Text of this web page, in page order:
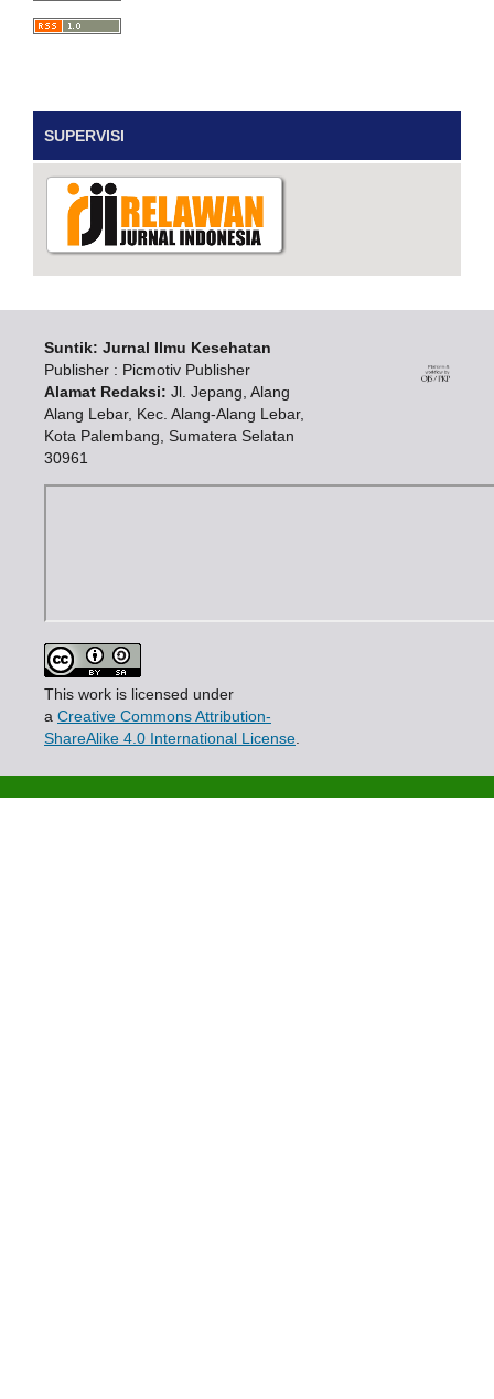
SUPERVISI
Suntik: Jurnal Ilmu Kesehatan
Publisher : Picmotiv Publisher
Alamat Redaksi: Jl. Jepang, Alang
Alang Lebar, Kec. Alang-Alang Lebar,
Kota Palembang, Sumatera Selatan
30961
This work is licensed under
a Creative Commons Attribution-
ShareAlike 4.0 International License.